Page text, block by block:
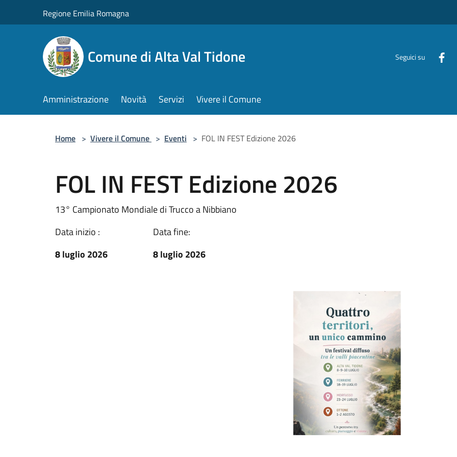
Regione Emilia Romagna
Comune di Alta Val Tidone Seguici su
Amministrazione Novità Servizi Vivere il Comune
Home > Vivere il Comune > Eventi > FOL IN FEST Edizione 2026
FOL IN FEST Edizione 2026
13° Campionato Mondiale di Trucco a Nibbiano
Data inizio :
8 luglio 2026
Data fine:
8 luglio 2026